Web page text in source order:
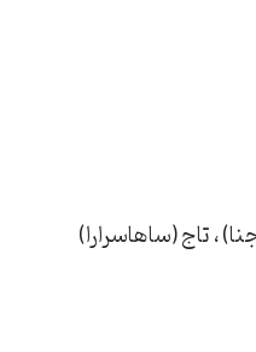
، تاج (ساهاسرارا)